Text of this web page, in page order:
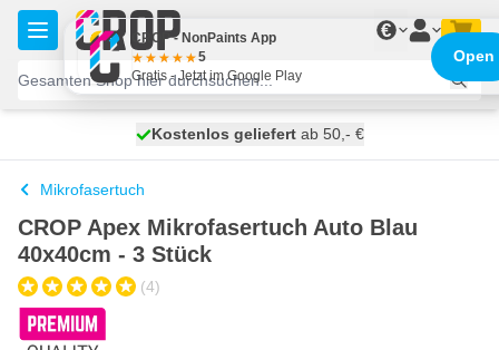
Zum Inhalt springen
€
morgen versendet
Kostenlos geliefertab 50,- €
100 Tage
Mikrofasertuch
CROP Apex Mikrofasertuch Auto Blau
40x40cm - 3 Stück
(4)
CROP - NonPaints App
5
Gratis - Jetzt im Google Play
Open